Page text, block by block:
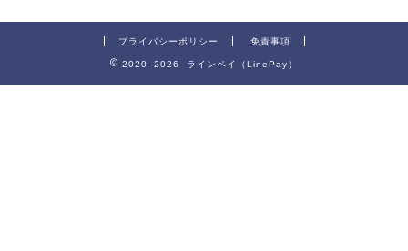
プライバシーポリシー 免責事項
2020–2026 ラインペイ（LinePay）